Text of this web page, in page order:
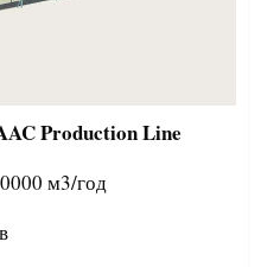
Production Line
м3/год